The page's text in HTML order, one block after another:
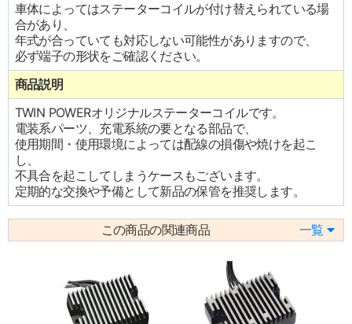
車体によってはステーターコイルが付け替えられている場
合があり、
年式が合っていても対応しない可能性がありますので、
必ず端子の形状をご確認ください。
商品説明
TWIN POWERオリジナルステーターコイルです。
電装系パーツ、充電系統の要となる部品で、
使用期間・使用環境によっては配線の損傷や焼けを起こ
し、
不具合を起こしてしまうケースもございます。
定期的な交換や予備として新品の保管を推奨します。
この商品の関連商品 一覧